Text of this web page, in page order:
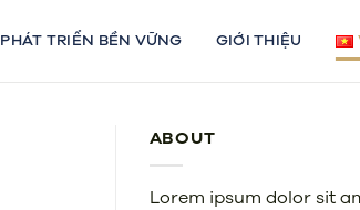
PHÁT TRIỂN BỀN VỮNG GIỚI THIỆU
ABOUT
Lorem ipsum dolor sit